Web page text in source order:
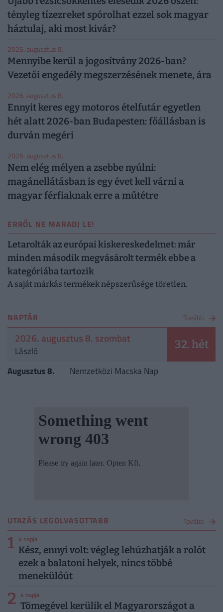
tényleg tízezreket spórolhat ezzel sok magyar
háztulaj, aki most kivár?
2026. augusztus 8.
Mennyibe kerül a jogosítvány 2026-ban?
Vezetői engedély megszerzésének menete, ára
2026. augusztus 8.
Ennyit keres egy motoros ételfutár egyetlen
hét alatt 2026-ban Budapesten: főállásban is
durván megéri
2026. augusztus 8.
Nem elég mélyen a zsebbe nyúlni:
magánellátásban is egy évet kell várni a
magyar férfiaknak erre a műtétre
ERRŐL NE MARADJ LE!
Letarolták az európai kiskereskedelmet: már
minden második megvásárolt termék ebbe a
kategóriába tartozik
A saját márkás termékek népszerűsége töretlen.
NAPTÁR Tovább
2026. augusztus 8. szombat
László 32. hét
Augusztus 8. Nemzetközi Macska Nap
UTAZÁS LEGOLVASOTTABB Tovább
1 4 napja
Kész, ennyi volt: végleg lehúzhatják a rolót
ezek a balatoni helyek, nincs többé
menekülőút
2 4 napja
Tömegével kerülik el Magyarországot a